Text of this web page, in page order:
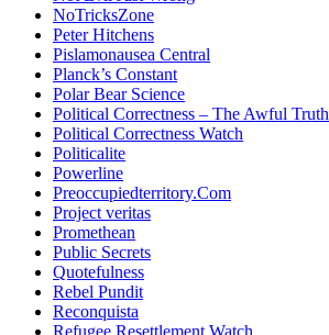
NoTricksZone
Peter Hitchens
Pislamonausea Central
Planck’s Constant
Polar Bear Science
Political Correctness – The Awful Truth
Political Correctness Watch
Politicalite
Powerline
Preoccupiedterritory.Com
Project veritas
Promethean
Public Secrets
Quotefulness
Rebel Pundit
Reconquista
Refugee Resettlement Watch